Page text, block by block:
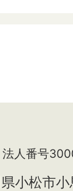
法人番号
松市小